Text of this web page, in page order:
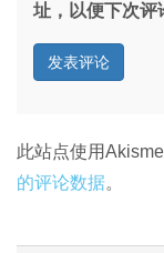
址，以便下次评
此站点使用
的评论数据。